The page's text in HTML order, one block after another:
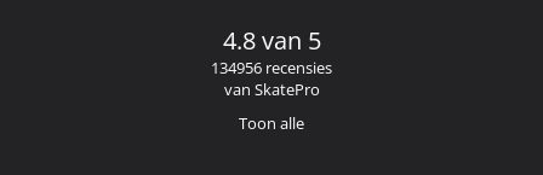
4.8 van 5
134956 recensies
van SkatePro
Toon alle